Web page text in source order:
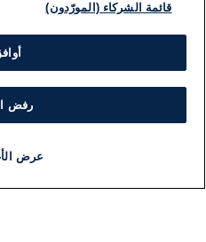
قائمة الشركاء (المورّدون)
رفض
عرض